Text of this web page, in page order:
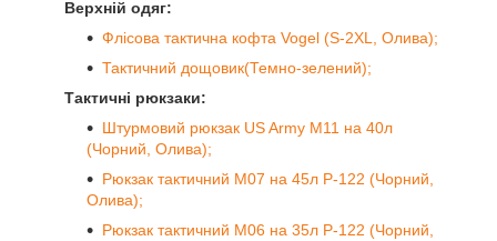
Верхній одяг:
Флісова тактична кофта Vogel (S-2XL, Олива);
Тактичний дощовик(Темно-зелений);
Тактичні рюкзаки:
Штурмовий рюкзак US Army M11 на 40л
(Чорний, Олива);
Рюкзак тактичний M07 на 45л P-122 (Чорний,
Олива);
Рюкзак тактичний M06 на 35л P-122 (Чорний,